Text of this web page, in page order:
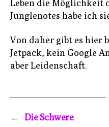
Leben die Möglichkeit
Junglenotes habe ich
Von daher gibt es hier
Jetpack, kein Google
aber Leidenschaft.
←
Die Schwere